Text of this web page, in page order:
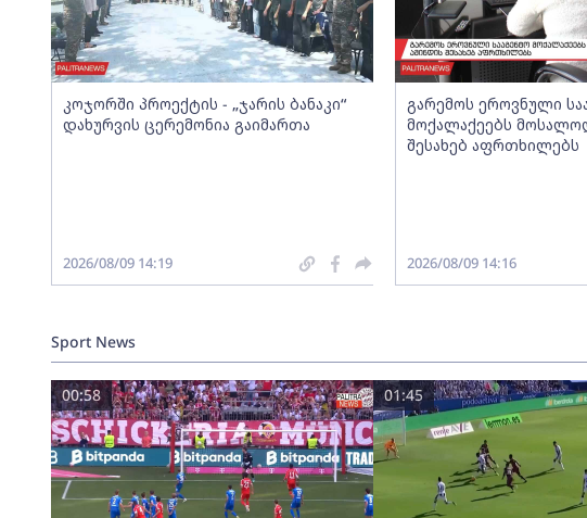
კოჯორში პროექტის - „ჯარის ბანაკი“
დახურვის ცერემონია გაიმართა
2026/08/09 14:19
გარემოს ეროვნული
მოქალაქეებს
შესახებ აფრთხილებს
2026/08/09 14:16
Sport News
00:58 01:45